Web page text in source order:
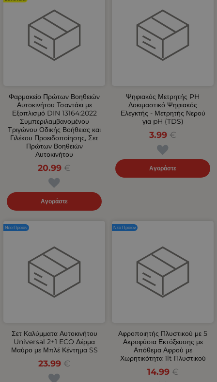
Φαρμακείο Πρώτων Βοηθειών
Αυτοκινήτου Τσαντάκι με
Εξοπλισμό DIN 13164:2022
Συμπεριλαμβανομένου
Τριγώνου Οδικής Βοήθειας και
Γιλέκου Προειδοποίησης, Σετ
Πρώτων Βοηθειών
Αυτοκινήτου
20.99 €
Αγοράστε
Ψηφιακός Μετρητής PH
Δοκιμαστικό Ψηφιακός
Ελεγκτής - Μετρητής Νερού
για pH (TDS)
3.99 €
Αγοράστε
Σετ Καλύμματα Αυτοκινήτου
Universal 2+1 ECO Δέρμα
Μαύρο με Μπλέ Κέντημα SS
23.99 €
Νέο Προϊόν
Αφροποιητής Πλυστικού με 5
Ακροφύσια Εκτόξευσης με
Απόθεμα Αφρού με
Χωρητικότητα 1lt Πλυστικού
14.99 €
Νέο Προϊόν